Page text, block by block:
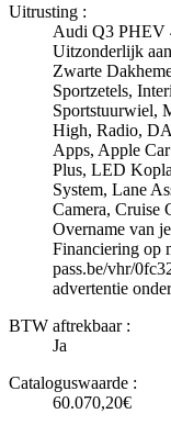
Uitrusting :
Audi Q3 PHEV
Uitzonderlijk
Zwarte
Sportzetels,
Sportstuurwiel,
High, Radio,
Apps, Apple
Plus, LED
System, Lane
Camera, Cruise
Overname van
Financiering op
pass.be/vhr/
advertentie
BTW aftrekbaar :
Ja
Cataloguswaarde :
60.070,20€